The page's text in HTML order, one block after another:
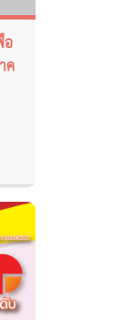
ค